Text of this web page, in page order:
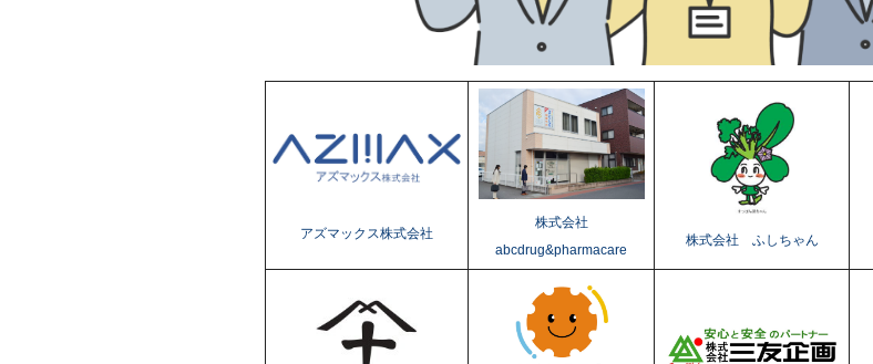
アズマックス株式会社
株式会社
abcdrug&pharmacare
株式会社 ふしちゃん